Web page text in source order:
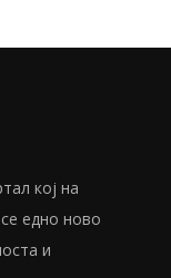
кој на
едно ново
и